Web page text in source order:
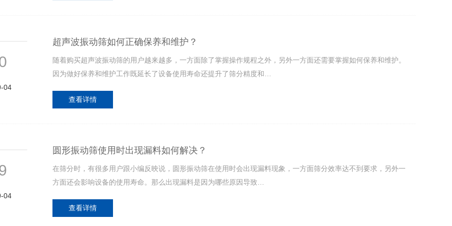
04
超声波振动筛如何正确保养和维护？
随着购买超声波振动筛的用户越来越多，一方面除了掌握操作规程之外，另外一方面还需要掌握如何保养和维护。
因为做好保养和维护工作既延长了设备使用寿命还提升了筛分精度和…
查看详情
04
圆形振动筛使用时出现漏料如何解决？
在筛分时，有很多用户跟小编反映说，圆形振动筛在使用时会出现漏料现象，一方面筛分效率达不到要求，另外一
方面还会影响设备的使用寿命。那么出现漏料是因为哪些原因导致…
查看详情